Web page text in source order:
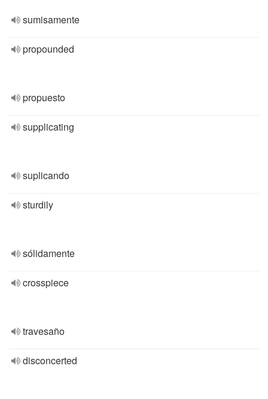
sumisamente
propounded
propuesto
supplicating
suplicando
sturdily
sólidamente
crosspiece
travesaño
disconcerted